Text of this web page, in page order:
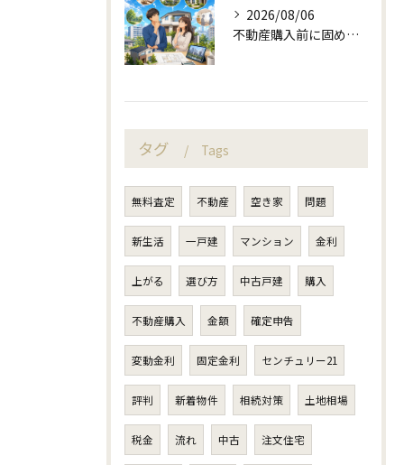
2026/08/06
不動産購入前に固める資金計画と住み替え判断
タグ Tags
無料査定 不動産 空き家 問題
新生活 一戸建 マンション 金利
上がる 選び方 中古戸建 購入
不動産購入 金額 確定申告
変動金利 固定金利 センチュリー21
評判 新着物件 相続対策 土地相場
税金 流れ 中古 注文住宅